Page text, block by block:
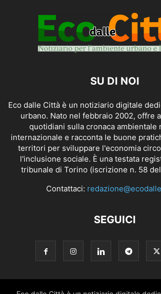
SU DI NOI
Eco dalle Città è un notiziario digitale
urbano. Nato nel febbraio 2002, offre
quotidiani sulla cronaca ambientale
internazionale e racconta le buone
territori per sviluppare l'economia
l'inclusione sociale. È una testata
tribunale di Torino (iscrizione n. 58
Contattaci:
SEGUICI